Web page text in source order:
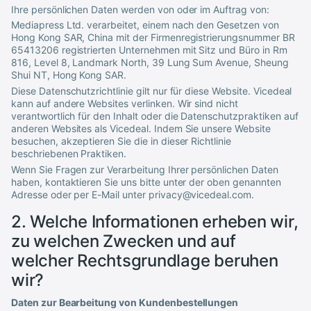
Ihre persönlichen Daten werden von oder im Auftrag von:
Mediapress Ltd. verarbeitet, einem nach den Gesetzen von
Hong Kong SAR, China mit der Firmenregistrierungsnummer BR
65413206 registrierten Unternehmen mit Sitz und Büro in Rm
816, Level 8, Landmark North, 39 Lung Sum Avenue, Sheung
Shui NT, Hong Kong SAR.
Diese Datenschutzrichtlinie gilt nur für diese Website. Vicedeal
kann auf andere Websites verlinken. Wir sind nicht
verantwortlich für den Inhalt oder die Datenschutzpraktiken auf
anderen Websites alsVicedeal. Indem Sie unsere Website
besuchen, akzeptieren Sie die in dieser Richtlinie
beschriebenen Praktiken.
Wenn Sie Fragen zur Verarbeitung Ihrer persönlichen Daten
haben, kontaktieren Sie uns bitte unter der oben genannten
Adresse oder per E-Mail unter privacy@vicedeal.com.
2. Welche Informationen erheben wir,
zu welchen Zwecken und auf
welcher Rechtsgrundlage beruhen
wir?
Daten zur Bearbeitung von Kundenbestellungen